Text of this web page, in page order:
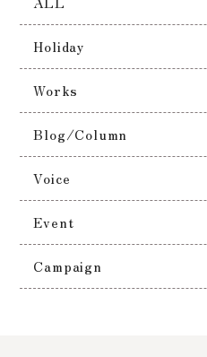
Holiday
Works
Blog/Column
Voice
Event
Campaign